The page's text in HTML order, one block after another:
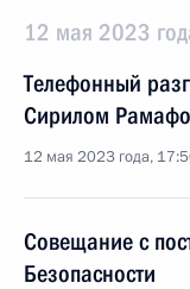
12 мая 2023
Телефонный
Сирилом
12 мая 2023 года,
Совещание с
Безопасности